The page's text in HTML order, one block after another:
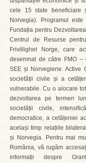
cele 15 state beneficiare
Norvegia). Programul
Fundația pentru
Centrul de Resurse
Frivillighet Norge, care
desemnat de către FMO –
SEE și Norvegiene. Active
societății civile și a
vulnerabile. Cu o alocare
dezvoltarea pe termen
societății civile,
democratice, a cetățeniei
același timp relațiile
și Norvegia. Pentru mai
România, vă rugăm
informații despre